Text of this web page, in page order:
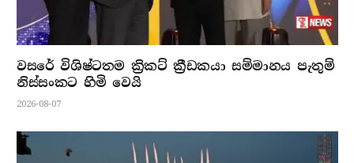
වසරේ විශිෂ්ටතම ක්‍රිකට් ක්‍රීඩකයා සම්මානය පැතුම්
නිස්සංකට හිමි වෙයි
2026-08-07